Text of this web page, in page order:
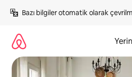
atla
Bazı bilgiler otomatik olarak